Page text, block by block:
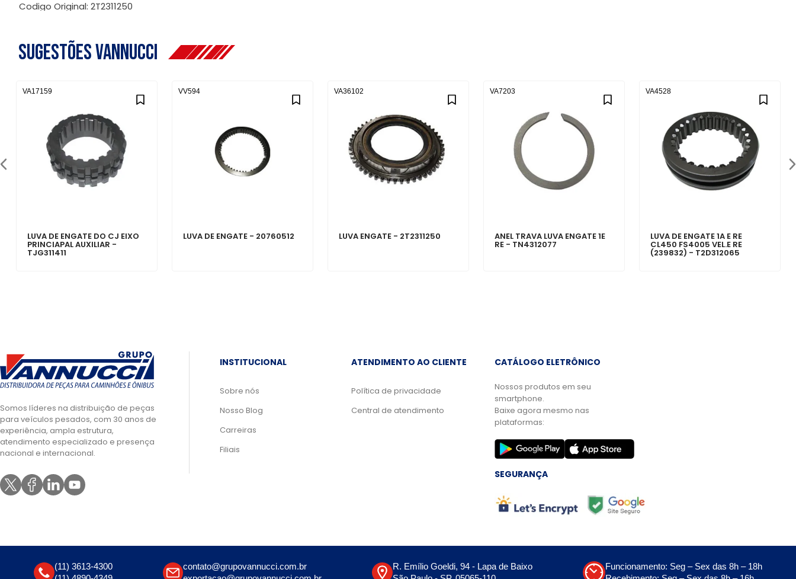
Codigo Original: 2T2311250
Sugestões Vannucci
LUVA DE ENGATE DO CJ EIXO
PRINCIAPAL AUXILIAR -
TJG311411
VA17159
LUVA DE ENGATE - 20760512
VV594
LUVA ENGATE - 2T2311250
VA36102
ANEL TRAVA LUVA ENGATE 1E
RE - TN4312077
VA7203
LUVA DE ENGATE 1A E RE
CL450 FS4005 VEL.E RE
(239832) - T2D312065
VA4528
Somos líderes na distribuição de peças
para veículos pesados, com 30 anos de
experiência, ampla estrutura,
atendimento especializado e presença
nacional e internacional.
INSTITUCIONAL
Sobre nós
Nosso Blog
Carreiras
Filiais
ATENDIMENTO AO CLIENTE
Política de privacidade
Central de atendimento
CATÁLOGO ELETRÔNICO
Nossos produtos em seu
smartphone.
Baixe agora mesmo nas
plataformas:
SEGURANÇA
(11) 3613-4300
contato@grupovannucci.com.br
R. Emílio Goeldi, 94 - Lapa de Baixo
Funcionamento: Seg – Sex das 8h – 18h